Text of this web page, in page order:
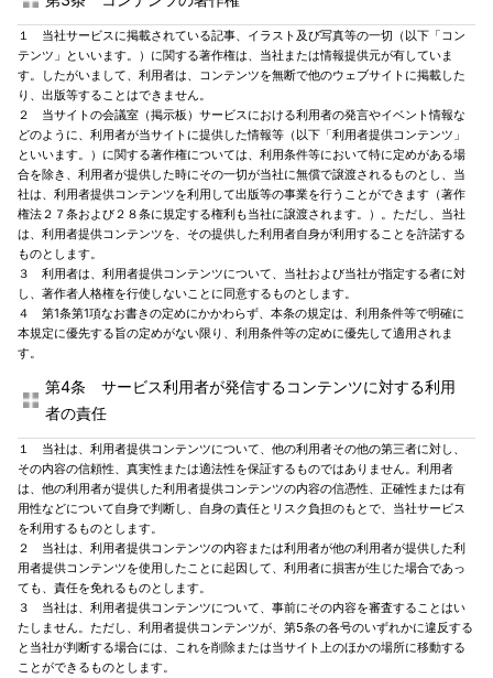
１ 当社サービスに掲載されている記事、イラスト及び写真等の一切（以下「コン
テンツ」といいます。）に関する著作権は、当社または情報提供元が有していま
す。したがいまして、利用者は、コンテンツを無断で他のウェブサイトに掲載した
り、出版等することはできません。
２ 当サイトの会議室（掲示板）サービスにおける利用者の発言やイベント情報な
どのように、利用者が当サイトに提供した情報等（以下「利用者提供コンテンツ」
といいます。）に関する著作権については、利用条件等において特に定めがある場
合を除き、利用者が提供した時にその一切が当社に無償で譲渡されるものとし、当
社は、利用者提供コンテンツを利用して出版等の事業を行うことができます（著作
権法２７条および２８条に規定する権利も当社に譲渡されます。）。ただし、当社
は、利用者提供コンテンツを、その提供した利用者自身が利用することを許諾する
ものとします。
３ 利用者は、利用者提供コンテンツについて、当社および当社が指定する者に対
し、著作者人格権を行使しないことに同意するものとします。
４ 第1条第1項なお書きの定めにかかわらず、本条の規定は、利用条件等で明確に
本規定に優先する旨の定めがない限り、利用条件等の定めに優先して適用されま
す。
第4条 サービス利用者が発信するコンテンツに対する利用
者の責任
１ 当社は、利用者提供コンテンツについて、他の利用者その他の第三者に対し、
その内容の信頼性、真実性または適法性を保証するものではありません。利用者
は、他の利用者が提供した利用者提供コンテンツの内容の信憑性、正確性または有
用性などについて自身で判断し、自身の責任とリスク負担のもとで、当社サービス
を利用するものとします。
２ 当社は、利用者提供コンテンツの内容または利用者が他の利用者が提供した利
用者提供コンテンツを使用したことに起因して、利用者に損害が生じた場合であっ
ても、責任を免れるものとします。
３ 当社は、利用者提供コンテンツについて、事前にその内容を審査することはい
たしません。ただし、利用者提供コンテンツが、第5条の各号のいずれかに違反する
と当社が判断する場合には、これを削除または当サイト上のほかの場所に移動する
ことができるものとします。